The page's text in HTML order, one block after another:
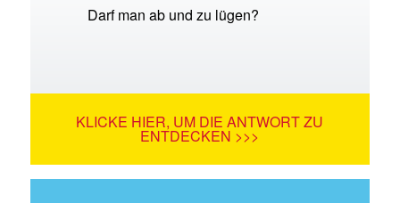
Darf man ab und zu lügen?
KLICKE HIER, UM DIE ANTWORT ZU
ENTDECKEN >>>